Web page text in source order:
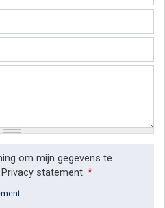
om mijn gegevens te
statement. *